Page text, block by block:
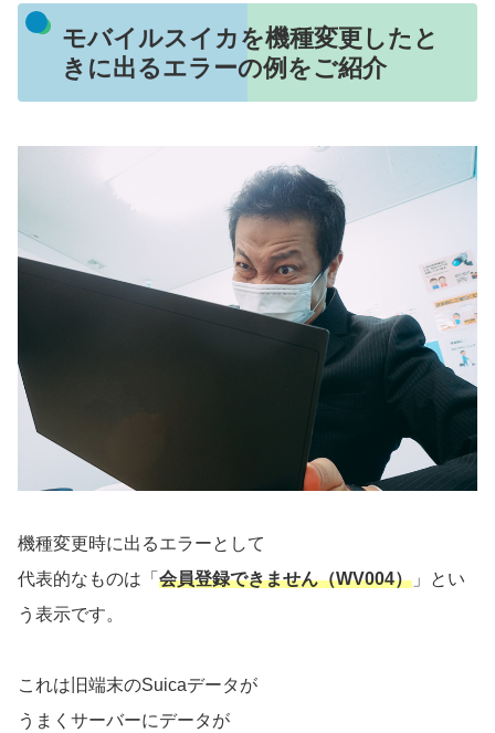
モバイルスイカを機種変更したと
きに出るエラーの例をご紹介
機種変更時に出るエラーとして
代表的なものは「 会員登録できません（WV004） 」とい
う表示です。
これは旧端末のSuicaデータが
うまくサーバーにデータが